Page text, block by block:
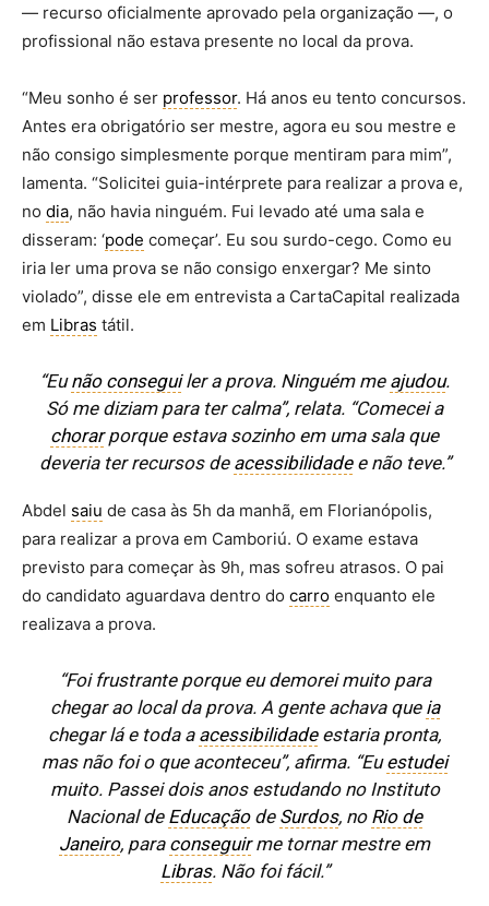
— recurso oficialmente aprovado pela organização —, o
profissional não estava presente no local da prova.
“Meu sonho é ser professor. Há anos eu tento concursos.
Antes era obrigatório ser mestre, agora eu sou mestre e
não consigo simplesmente porque mentiram para mim”,
lamenta. “Solicitei guia-intérprete para realizar a prova e,
no dia, não havia ninguém. Fui levado até uma sala e
disseram: ‘pode começar’. Eu sou surdo-cego. Como eu
iria ler uma prova se não consigo enxergar? Me sinto
violado”, disse ele em entrevista a CartaCapital realizada
em Libras tátil.
“Eunão conseguiler a prova. Ninguém me ajudou.
Só me diziam para ter calma”, relata. “Comecei a
chorarporque estava sozinho em uma sala que
deveria ter recursos de acessibilidadee não teve.”
Abdel saiu de casa às 5h da manhã, em Florianópolis,
para realizar a prova em Camboriú. O exame estava
previsto para começar às 9h, mas sofreu atrasos. O pai
do candidato aguardava dentro do carro enquanto ele
realizava a prova.
“Foi frustrante porque eu demorei muito para
chegar ao local da prova. A gente achava que ia
chegar lá e toda a acessibilidadeestaria pronta,
mas não foi o que aconteceu”, afirma. “Euestudei
muito. Passei dois anos estudando no Instituto
Nacional de Educaçãode Surdos, no Rio de
Janeiro, para conseguirme tornar mestre em
Libras. Não foi fácil.”